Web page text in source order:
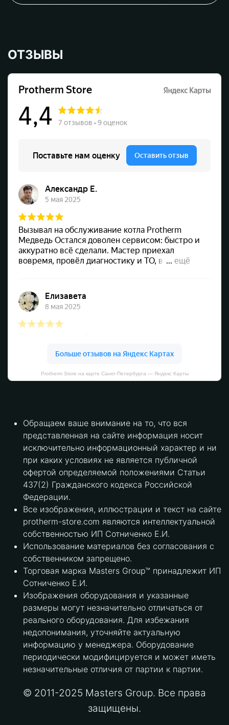
ОТЗЫВЫ
Protherm Store на карте Санкт‑Петербурга — Яндекс Карты
Обращаем ваше внимание на то, что вся
представленная на сайте информация носит
исключительно информационный характер и ни
при каких условиях не является публичной
офертой определяемой положениями Статьи
437(2) Гражданского кодекса Российской
Федерации.
Все изображения, иллюстрации и текст на сайте
protherm-store.com являются интеллектуальной
собственностью ИП Сотниченко Е.И.
Использование материалов без согласования с
собственником запрещено.
Торговая марка Masters Group™ принадлежит ИП
Сотниченко Е.И.
Изображения оборудования и указанные
размеры могут незначительно отличаться от
реального оборудования. Для избежания
недопонимания, уточняйте актуальную
информацию у менеджера. Оборудование
периодически модифицируется и может иметь
незначительные отличия от партии к партии.
© 2011-2025 Masters Group. Все права
защищены.